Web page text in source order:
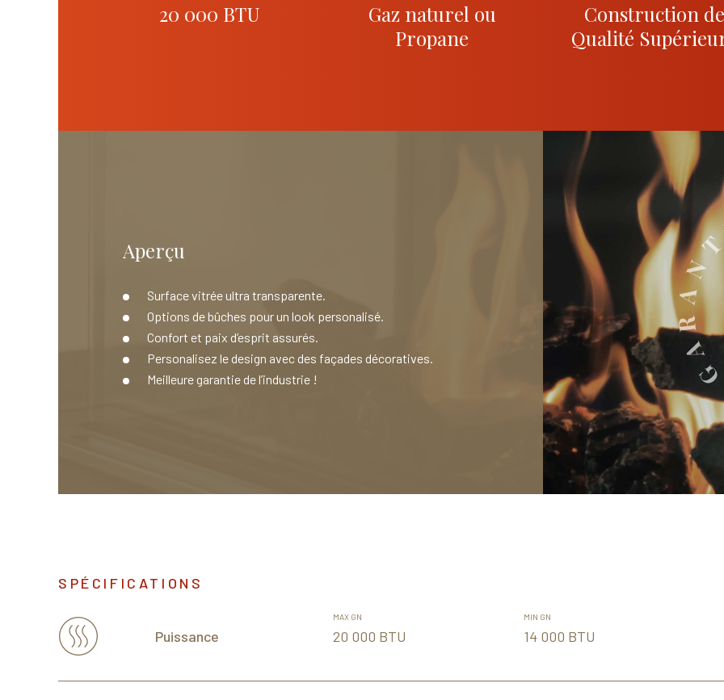
20 000 BTU
Gaz naturel ou
Propane
Construction de
Qualité
Aperçu
Surface vitrée ultra transparente.
Options de bûches pour un look personalisé.
Confort et paix d’esprit assurés.
Personalisez le design avec des façades décoratives.
Meilleure garantie de l’industrie !
SPÉCIFICATIONS
Puissance
MAX GN
20 000 BTU
MIN GN
14 000 BTU